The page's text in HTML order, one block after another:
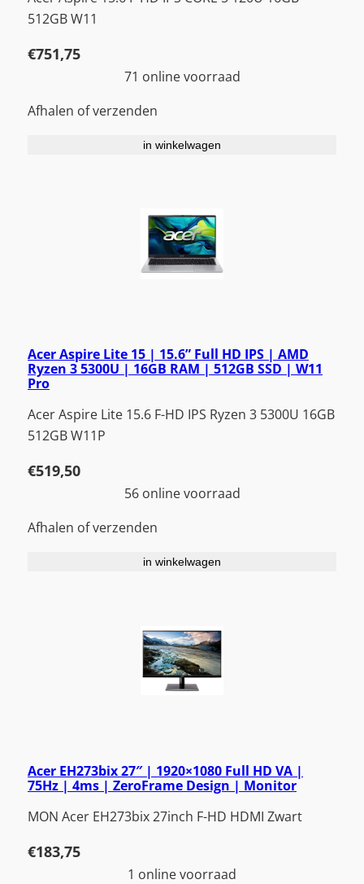
512GB W11
€751,75
71 online voorraad
Afhalen of verzenden
in winkelwagen
Acer Aspire Lite 15 | 15.6” Full HD IPS | AMD
Ryzen 3 5300U | 16GB RAM | 512GB SSD | W11
Pro
Acer Aspire Lite 15.6 F-HD IPS Ryzen 3 5300U 16GB
512GB W11P
€519,50
56 online voorraad
Afhalen of verzenden
in winkelwagen
Acer EH273bix 27″ | 1920×1080 Full HD VA |
75Hz | 4ms | ZeroFrame Design | Monitor
MON Acer EH273bix 27inch F-HD HDMI Zwart
€183,75
1 online voorraad